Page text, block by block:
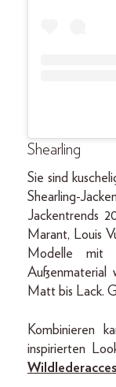
Shearling
Sie sind
Shearling-
Jackentrends
Marant, Louis
Modelle mit
Außenmaterial
Matt bis Lack.
Kombinieren
inspirierten